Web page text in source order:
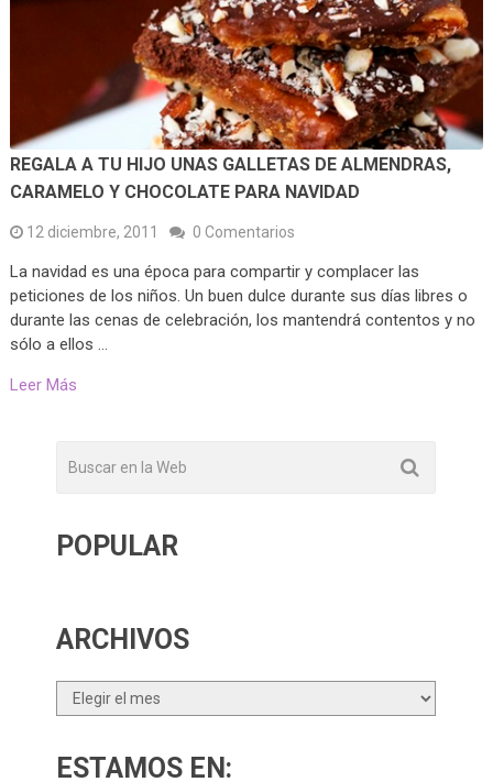
REGALA A TU HIJO UNAS GALLETAS DE ALMENDRAS,
CARAMELO Y CHOCOLATE PARA NAVIDAD
12 diciembre, 2011 0 Comentarios
La navidad es una época para compartir y complacer las
peticiones de los niños. Un buen dulce durante sus días libres o
durante las cenas de celebración, los mantendrá contentos y no
sólo a ellos …
Leer Más
POPULAR
ARCHIVOS
Archivos
ESTAMOS EN: